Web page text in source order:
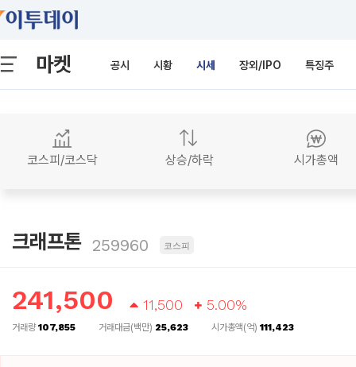
마켓 공시 시황 시세 장외/IPO 특징주
코스피/코스닥 상승/하락 시가총액
크래프톤 259960 코스피
241,500 11,500 5.00%
거래량107,855 거래대금(백만) 25,623 시가총액(억) 111,423